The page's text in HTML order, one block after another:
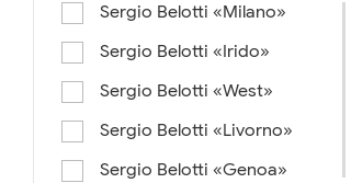
Sergio Belotti «Milano»
Sergio Belotti «Irido»
Sergio Belotti «West»
Sergio Belotti «Livorno»
Sergio Belotti «Genoa»